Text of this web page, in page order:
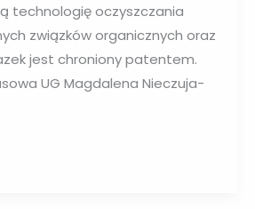
technologię oczyszczania
związków organicznych oraz
jest chroniony patentem.
UG Magdalena Nieczuja-